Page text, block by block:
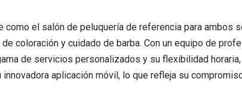
como el salón de peluquería de referencia para
coloración y cuidado de barba. Con un equipo de
de servicios personalizados y su flexibilidad
aplicación móvil, lo que refleja su